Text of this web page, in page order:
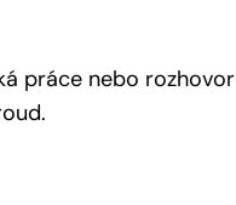
práce nebo rozhovor